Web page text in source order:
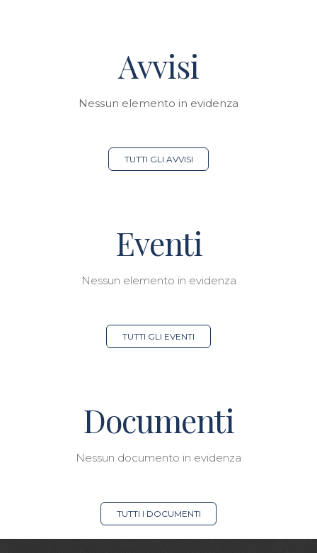
Avvisi
Nessun elemento in evidenza
TUTTI GLI AVVISI
Eventi
Nessun elemento in evidenza
TUTTI GLI EVENTI
Documenti
Nessun documento in evidenza
TUTTI I DOCUMENTI